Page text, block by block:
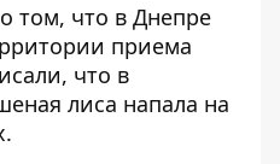
том, что в Днепре
приема
что в
лиса напала на
.